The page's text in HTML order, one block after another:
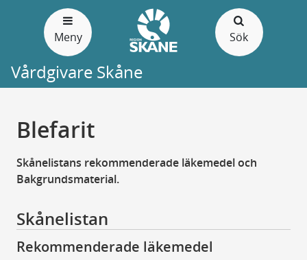
Meny Sök
Vårdgivare Skåne
Blefarit
Skånelistans rekommenderade läkemedel och
Bakgrundsmaterial.
Skånelistan
Rekommenderade läkemedel